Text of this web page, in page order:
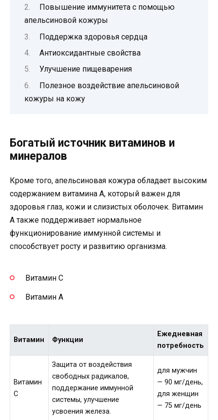
Повышение иммунитета с помощью
апельсиновой кожуры
Поддержка здоровья сердца
Антиоксидантные свойства
Улучшение пищеварения
Полезное воздействие апельсиновой
кожуры на кожу
Богатый источник витаминов и
минералов
Кроме того, апельсиновая кожура обладает высоким
содержанием витамина А, который важен для
здоровья глаз, кожи и слизистых оболочек. Витамин
А также поддерживает нормальное
функционирование иммунной системы и
способствует росту и развитию организма.
Витамин C
Витамин A
Витамин Функции
Ежедневная
потребность
Витамин
C
Защита от воздействия
свободных радикалов,
поддержание иммунной
системы, улучшение
усвоения железа.
для мужчин
— 90 мг/день,
для женщин
— 75 мг/день